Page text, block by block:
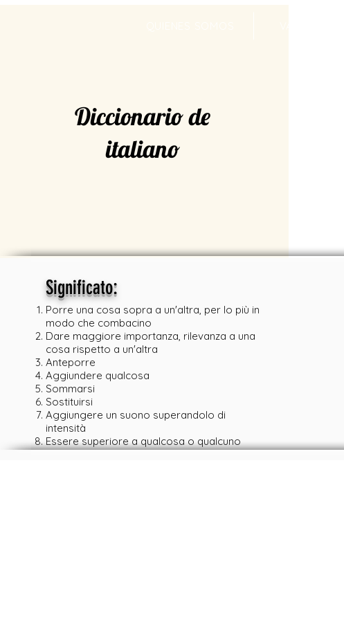
Diccionario de
italiano
Significato:
Porre una cosa sopra a un'altra, per lo più in
modo che combacino
Dare maggiore importanza, rilevanza a una
cosa rispetto a un'altra
Anteporre
Aggiundere qualcosa
Sommarsi
Sostituirsi
Aggiungere un suono superandolo di
intensità
Essere superiore a qualcosa o qualcuno